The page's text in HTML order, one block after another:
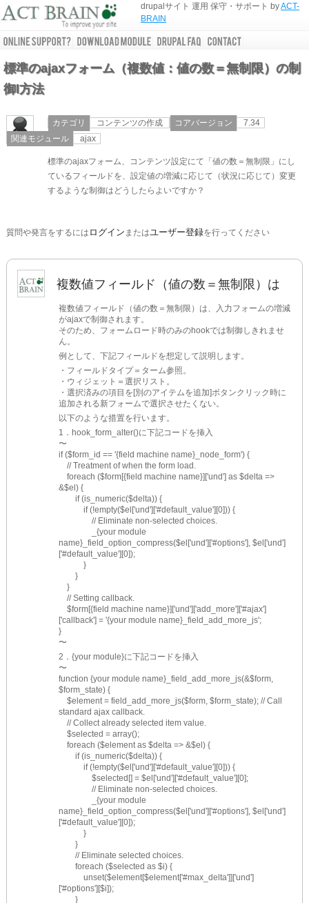
drupalサイト 運用 保守・サポート byACT-
BRAIN
標準のajaxフォーム（複数値：値の数＝無制限）の制
御l方法
カテゴリ コンテンツの作成 コアバージョン
7.34
関連モジュール
ajax
標準のajaxフォーム、コンテンツ設定にて「値の数＝無制限」にし
ているフィールドを、設定値の増減に応じて（状況に応じて）変更
するような制御はどうしたらよいですか？
質問や発言をするには ログイン またはユーザー登録を行ってください
複数値フィールド（値の数＝無制限）は
複数値フィールド（値の数＝無制限）は、入力フォームの増減
がajaxで制御されます。
そのため、フォームロード時のみのhookでは制御しきれませ
ん。
例として、下記フィールドを想定して説明します。
・フィールドタイプ＝ターム参照。
・ウィジェット＝選択リスト。
・選択済みの項目を[別のアイテムを追加]ボタンクリック時に
追加される新フォームで選択させたくない。
以下のような措置を行います。
1．hook_form_alter()に下記コードを挿入
〜
if ($form_id == '{field machine name}_node_form') {
// Treatment of when the form load.
foreach ($form[{field machine name}]['und'] as $delta =>
&$el) {
if (is_numeric($delta)) {
if (!empty($el['und']['#default_value'][0])) {
// Eliminate non-selected choices.
_{your module
name}_field_option_compress($el['und']['#options'], $el['und']
['#default_value'][0]);
}
}
}
// Setting callback.
$form[{field machine name}]['und']['add_more']['#ajax']
['callback'] = '{your module name}_field_add_more_js';
}
〜
2．{your module}に下記コードを挿入
〜
function {your module name}_field_add_more_js(&$form,
$form_state) {
$element = field_add_more_js($form, $form_state); // Call
standard ajax callback.
// Collect already selected item value.
$selected = array();
foreach ($element as $delta => &$el) {
if (is_numeric($delta)) {
if (!empty($el['und']['#default_value'][0])) {
$selected[] = $el['und']['#default_value'][0];
// Eliminate non-selected choices.
_{your module
name}_field_option_compress($el['und']['#options'], $el['und']
['#default_value'][0]);
}
}
// Eliminate selected choices.
foreach ($selected as $i) {
unset($element[$element['#max_delta']]['und']
['#options'][$i]);
}